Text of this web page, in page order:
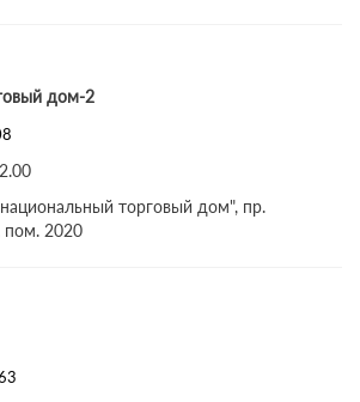
дом-2
торговый дом", пр.
пом. 2020